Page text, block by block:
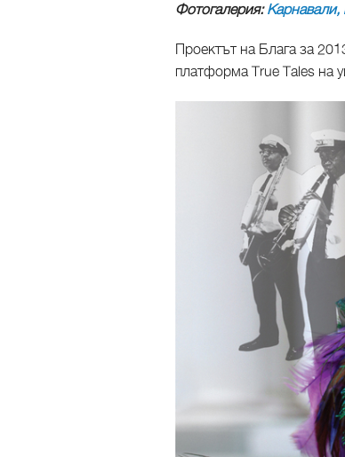
Фотогалерия:Карнавали,
Проектът на Блага за
платформа True Tales на